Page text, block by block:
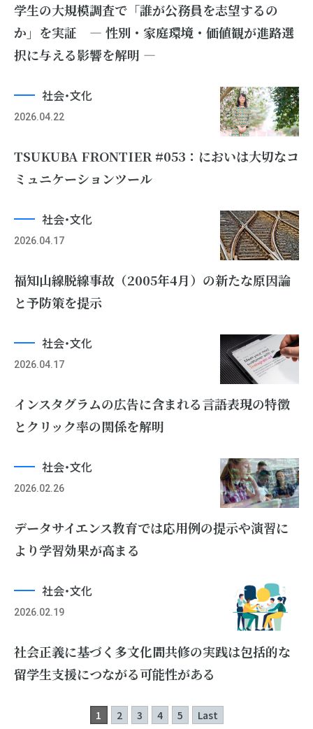
学生の大規模調査で「誰が公務員を志望するの
か」を実証 ― 性別・家庭環境・価値観が進路選
択に与える影響を解明 ―
社会・文化
2026.04.22
TSUKUBA FRONTIER #053：においは大切なコ
ミュニケーションツール
社会・文化
2026.04.17
福知山線脱線事故（2005年4月）の新たな原因論
と予防策を提示
社会・文化
2026.04.17
インスタグラムの広告に含まれる言語表現の特徴
とクリック率の関係を解明
社会・文化
2026.02.26
データサイエンス教育では応⽤例の提⽰や演習に
より学習効果が⾼まる
社会・文化
2026.02.19
社会正義に基づく多文化間共修の実践は包括的な
留学生支援につながる可能性がある
1 2 3 4 5 Last